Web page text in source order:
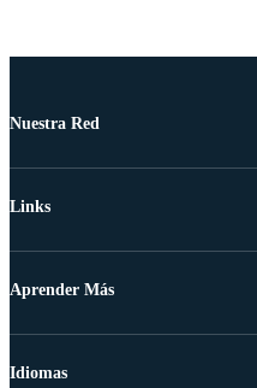
Nuestra Red
Links
Aprender Más
Idiomas